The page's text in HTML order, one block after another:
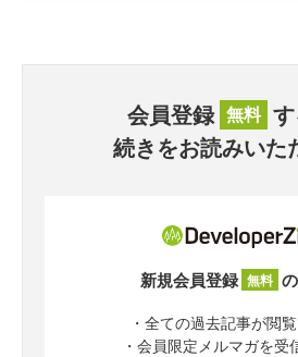
会員登録 無料 す
続きをお読みいた
新規会員登録 無料
・全ての過去記事が閲
・会員限定メルマガを受